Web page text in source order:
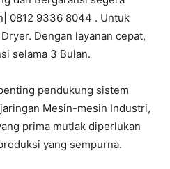
0812 9336 8044 . Untuk
Dengan layanan cepat,
selama 3 Bulan.
pendukung sistem
Mesin-mesin Industri,
prima mutlak diperlukan
yang sempurna.